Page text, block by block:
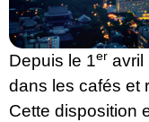
Depuis le 1er avril
dans les cafés et
Cette disposition